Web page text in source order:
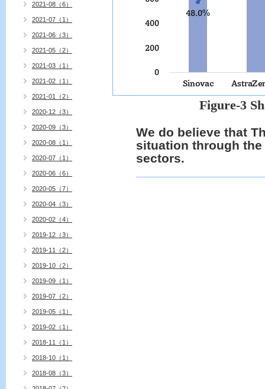
Figure-3
We do believe that
situation through
sectors.
2021-08（6）
2021-07（1）
2021-06（3）
2021-05（2）
2021-03（1）
2021-02（1）
2021-01（2）
2020-12（3）
2020-09（3）
2020-08（1）
2020-07（1）
2020-06（6）
2020-05（7）
2020-04（3）
2020-02（4）
2019-12（3）
2019-11（2）
2019-10（2）
2019-09（1）
2019-07（2）
2019-05（1）
2019-02（1）
2018-11（1）
2018-10（1）
2018-08（3）